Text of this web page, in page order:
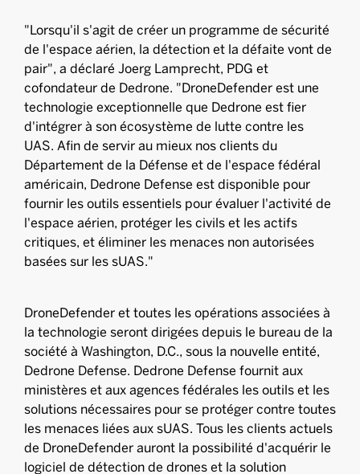
"Lorsqu'il s'agit de créer un programme de sécurité
de l'espace aérien, la détection et la défaite vont de
pair", a déclaré Joerg Lamprecht, PDG et
cofondateur de Dedrone. "DroneDefender est une
technologie exceptionnelle que Dedrone est fier
d'intégrer à son écosystème de lutte contre les
UAS. Afin de servir au mieux nos clients du
Département de la Défense et de l'espace fédéral
américain, Dedrone Defense est disponible pour
fournir les outils essentiels pour évaluer l'activité de
l'espace aérien, protéger les civils et les actifs
critiques, et éliminer les menaces non autorisées
basées sur les sUAS."
DroneDefender et toutes les opérations associées à
la technologie seront dirigées depuis le bureau de la
société à Washington, D.C., sous la nouvelle entité,
Dedrone Defense. Dedrone Defense fournit aux
ministères et aux agences fédérales les outils et les
solutions nécessaires pour se protéger contre toutes
les menaces liées aux sUAS. Tous les clients actuels
de DroneDefender auront la possibilité d'acquérir le
logiciel de détection de drones et la solution